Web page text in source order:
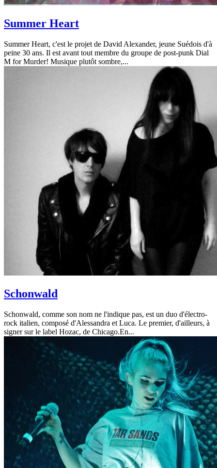
Summer Heart
Summer Heart, c'est le projet de David Alexander, jeune Suédois d'à
peine 30 ans. Il est avant tout membre du groupe de post-punk Dial
M for Murder! Musique plutôt sombre,...
Schonwald
Schonwald, comme son nom ne l'indique pas, est un duo d'électro-
rock italien, composé d'Alessandra et Luca. Le premier, d'ailleurs, à
signer sur le label Hozac, de Chicago.En...